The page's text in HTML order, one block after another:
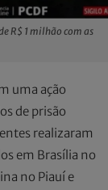
R$ 1 milhão com as
uma ação
de prisão
realizaram
em Brasília no
no Piauí e